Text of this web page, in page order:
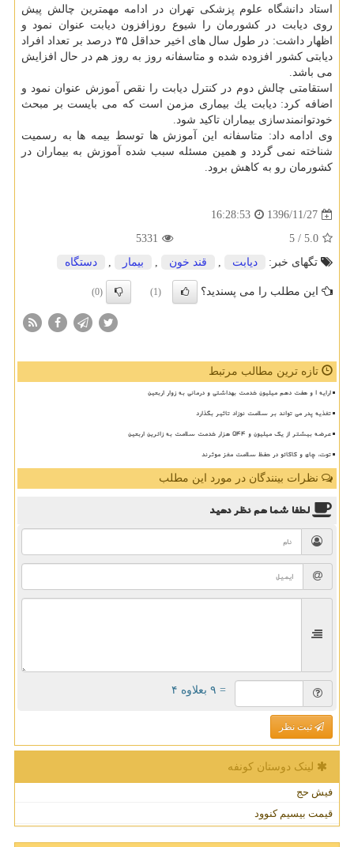
استاد دانشگاه علوم پزشكی تهران در ادامه مهمترین چالش پیش
روی دیابت در كشورمان را شیوع روزافزون دیابت عنوان نمود و
اظهار داشت: در طول سال های اخیر حداقل ۳۵ درصد بر تعداد افراد
دیابتی كشور افزوده شده و متاسفانه روز به روز هم در حال افزایش
می باشد.
استقامتی چالش دوم در كنترل دیابت را نقص آموزش عنوان نمود و
اضافه كرد: دیابت یك بیماری مزمن است كه می بایست بر مبحث
خودتوانمندسازی بیماران تاكید شود.
وی ادامه داد: متاسفانه این آموزش ها توسط بیمه ها به رسمیت
شناخته نمی گردد و همین مسئله سبب شده آموزش به بیماران در
كشورمان رو به كاهش برود.
1396/11/27
16:28:53
5.0
/ 5
5331
تگهای خبر:
دیابت , قند خون , بیمار , دستگاه
این مطلب را می پسندید؟ (1)
(0)
تازه ترین مطالب مرتبط
ارایه ۱ و هفت دهم میلیون خدمت بهداشتی و درمانی به زوار اربعین
تغذیه پدر می تواند بر سلامت نوزاد تاثیر بگذارد
عرضه بیشتر از یک میلیون و ۵۴۴ هزار خدمت سلامت به زائرین اربعین
توت، چای و کاکائو در حفظ سلامت مغز موثرند
نظرات بینندگان در مورد این مطلب
لطفا شما همنظر دهید
= ۹ بعلاوه ۴
ثبت نظر
لینک دوستان كونفه
فیش حج
قیمت بیسیم کنوود